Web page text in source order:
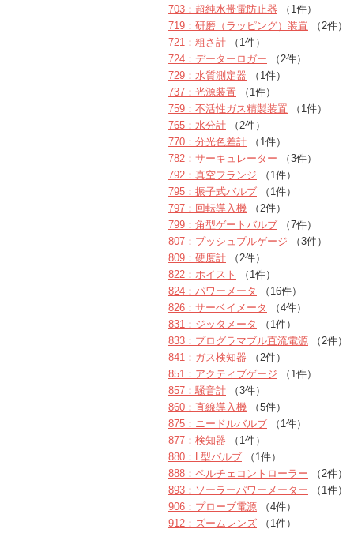
703：超純水帯電防止器 （1件）
719：研磨（ラッピング）装置 （2件）
721：粗さ計 （1件）
724：データーロガー （2件）
729：水質測定器 （1件）
737：光源装置 （1件）
759：不活性ガス精製装置 （1件）
765：水分計 （2件）
770：分光色差計 （1件）
782：サーキュレーター （3件）
792：真空フランジ （1件）
795：振子式バルブ （1件）
797：回転導入機 （2件）
799：角型ゲートバルブ （7件）
807：プッシュプルゲージ （3件）
809：硬度計 （2件）
822：ホイスト
（1件）
824：パワーメータ
（16件）
826：サーベイメータ
（4件）
831：ジッタメータ
（1件）
833：プログラマブル直流電源 （2件）
841：ガス検知器 （2件）
851：アクティブゲージ （1件）
857：騒音計 （3件）
860：直線導入機 （5件）
875：ニードルバルブ （1件）
877：検知器 （1件）
880：L型バルブ （1件）
888：ペルチェコントローラー （2件）
893：ソーラーパワーメーター （1件）
906：プローブ電源 （4件）
912：ズームレンズ （1件）